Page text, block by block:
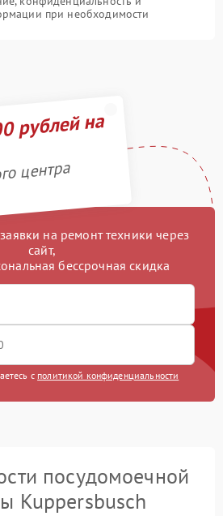
при необходимости
рублей на
центра
на ремонт техники через
сайт,
бессрочная скидка
с политикой конфиденциальности
посудомоечной
Kuppersbusch